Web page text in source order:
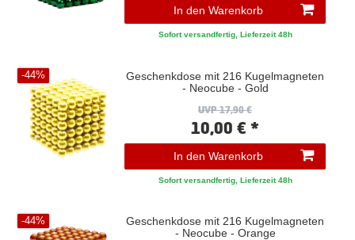
In den Warenkorb
Sofort versandfertig, Lieferzeit 48h
-44%
Geschenkdose mit 216 Kugelmagneten
- Neocube - Gold
UVP 17,90 €
10,00 € *
In den Warenkorb
Sofort versandfertig, Lieferzeit 48h
-44%
Geschenkdose mit 216 Kugelmagneten
- Neocube - Orange